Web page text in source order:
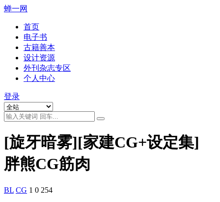
蝉一网
首页
电子书
古籍善本
设计资源
外刊杂志专区
个人中心
登录
[旋牙暗雾][家建CG+设定集]
胖熊CG筋肉
BL CG 1 0 254